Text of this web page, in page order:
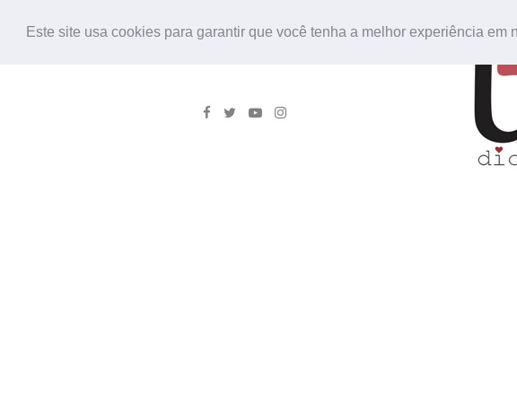
Este site usa cookies para garantir que você tenha a melhor experiência em